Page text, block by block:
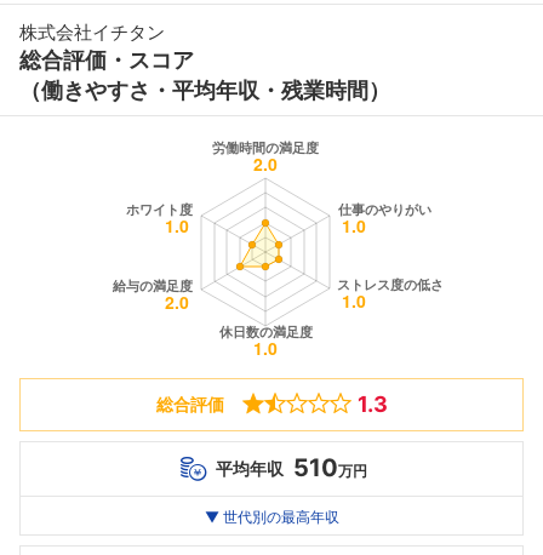
株式会社イチタン
総合評価・スコア
（働きやすさ・平均年収・残業時間）
総合評価 1.3
平均年収 510万円
最高年収
20代
--万
30代
--万
--万
▼ 世代別の最高年収